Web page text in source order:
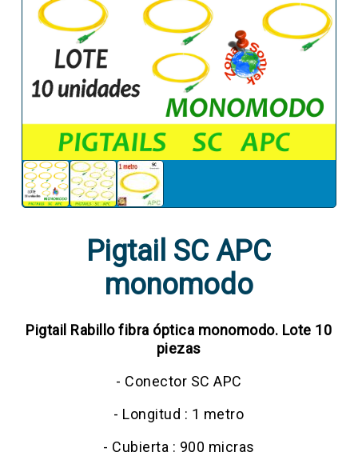
Pigtail SC APC
monomodo
Pigtail Rabillo fibra óptica monomodo. Lote 10
piezas
- Conector SC APC
- Longitud : 1 metro
- Cubierta : 900 micras